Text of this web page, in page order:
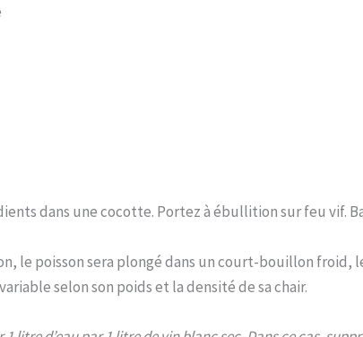
dans une cocotte. Portez à ébullition sur feu vif.
le poisson sera plongé dans un court-bouillon froid,
selon son poids et la densité de sa chair.